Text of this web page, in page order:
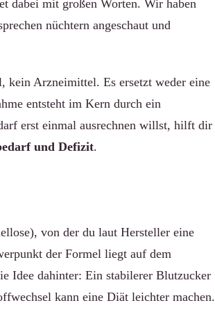
dabei mit großen Worten. Wir haben
nüchtern angeschaut und
kein Arzneimittel. Es ersetzt weder eine
entsteht im Kern durch ein
erst einmal ausrechnen willst, hilft dir
und Defizit.
von der du laut Hersteller eine
der Formel liegt auf dem
Idee dahinter: Ein stabilerer Blutzucker
kann eine Diät leichter machen.